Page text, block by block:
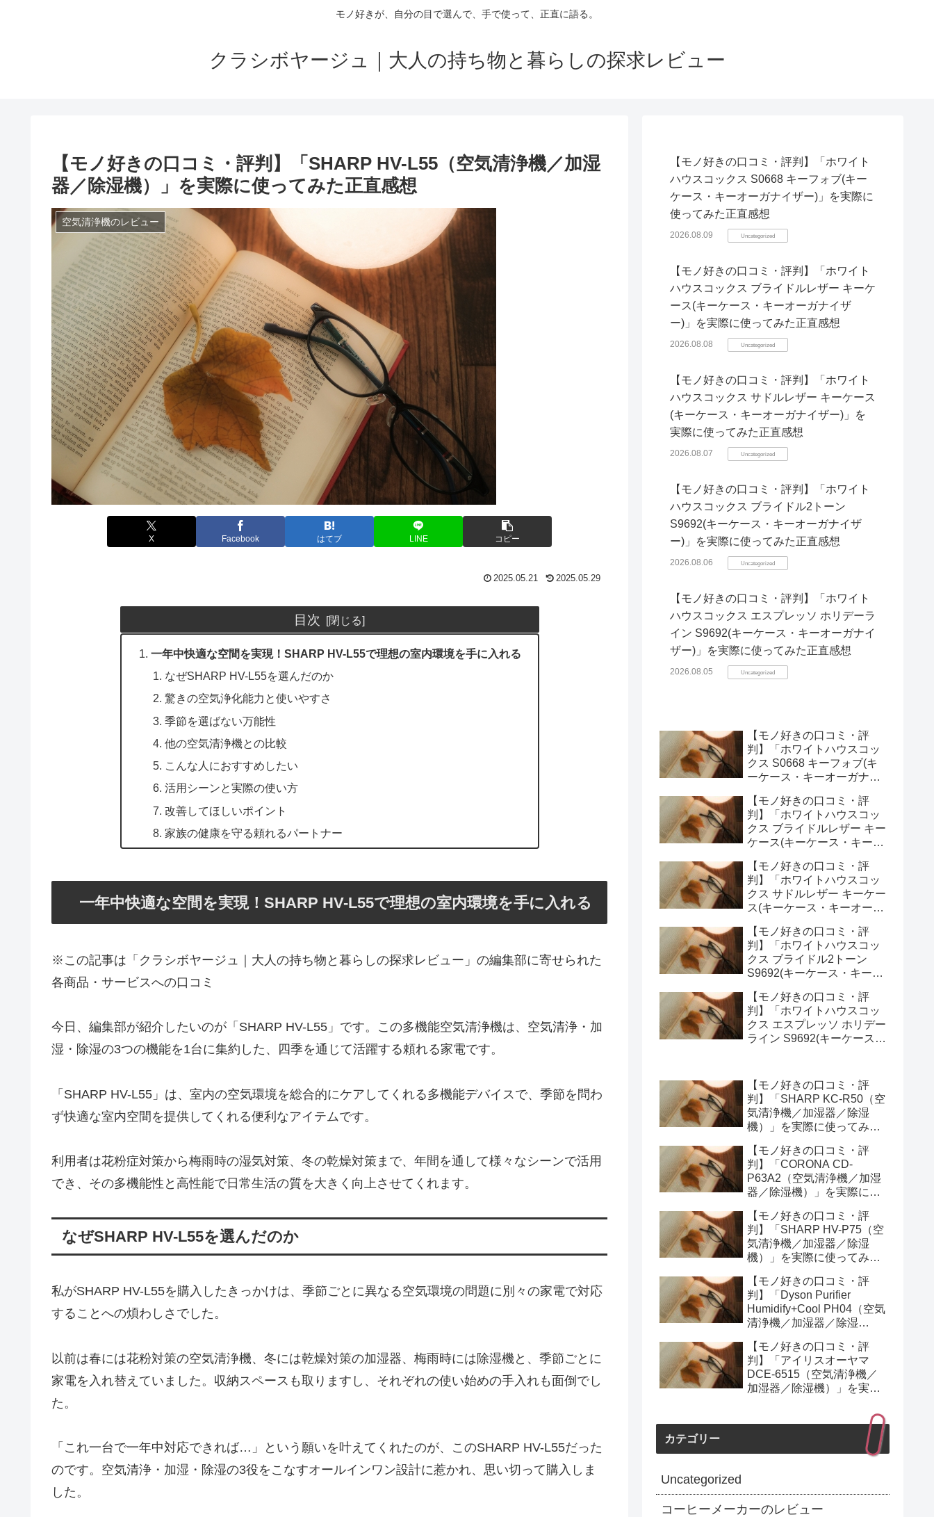
モノ好きが、自分の目で選んで、手で使って、正直に語る。
クラシボヤージュ｜大人の持ち物と暮らしの探求レビュー
【モノ好きの口コミ・評判】「SHARP HV-L55（空気清浄機／加湿
器／除湿機）」を実際に使ってみた正直感想
空気清浄機のレビュー
X Facebook はてブ LINE コピー
2025.05.21 2025.05.29
目次
一年中快適な空間を実現！SHARP HV-L55で理想の室内環境を手に入れる
なぜSHARP HV-L55を選んだのか
驚きの空気浄化能力と使いやすさ
季節を選ばない万能性
他の空気清浄機との比較
こんな人におすすめしたい
活用シーンと実際の使い方
改善してほしいポイント
家族の健康を守る頼れるパートナー
一年中快適な空間を実現！SHARP HV-L55で理想の室内環境を手に入れる
※この記事は「クラシボヤージュ｜大人の持ち物と暮らしの探求レビュー」の編集部に寄せられた
各商品・サービスへの口コミ
今日、編集部が紹介したいのが「SHARP HV-L55」です。この多機能空気清浄機は、空気清浄・加
湿・除湿の3つの機能を1台に集約した、四季を通じて活躍する頼れる家電です。
「SHARP HV-L55」は、室内の空気環境を総合的にケアしてくれる多機能デバイスで、季節を問わ
ず快適な室内空間を提供してくれる便利なアイテムです。
利用者は花粉症対策から梅雨時の湿気対策、冬の乾燥対策まで、年間を通して様々なシーンで活用
でき、その多機能性と高性能で日常生活の質を大きく向上させてくれます。
なぜSHARP HV-L55を選んだのか
私がSHARP HV-L55を購入したきっかけは、季節ごとに異なる空気環境の問題に別々の家電で対応
することへの煩わしさでした。
以前は春には花粉対策の空気清浄機、冬には乾燥対策の加湿器、梅雨時には除湿機と、季節ごとに
家電を入れ替えていました。収納スペースも取りますし、それぞれの使い始めの手入れも面倒でし
た。
「これ一台で一年中対応できれば…」という願いを叶えてくれたのが、このSHARP HV-L55だった
のです。空気清浄・加湿・除湿の3役をこなすオールインワン設計に惹かれ、思い切って購入しま
した。
【モノ好きの口コミ・評判】「ホワイト
ハウスコックス S0668 キーフォブ(キー
ケース・キーオーガナイザー)」を実際に
使ってみた正直感想
2026.08.09 Uncategorized
【モノ好きの口コミ・評判】「ホワイト
ハウスコックス ブライドルレザー キーケ
ース(キーケース・キーオーガナイザ
ー)」を実際に使ってみた正直感想
2026.08.08 Uncategorized
【モノ好きの口コミ・評判】「ホワイト
ハウスコックス サドルレザー キーケース
(キーケース・キーオーガナイザー)」を
実際に使ってみた正直感想
2026.08.07 Uncategorized
【モノ好きの口コミ・評判】「ホワイト
ハウスコックス ブライドル2トーン
S9692(キーケース・キーオーガナイザ
ー)」を実際に使ってみた正直感想
2026.08.06 Uncategorized
【モノ好きの口コミ・評判】「ホワイト
ハウスコックス エスプレッソ ホリデーラ
イン S9692(キーケース・キーオーガナイ
ザー)」を実際に使ってみた正直感想
2026.08.05 Uncategorized
【モノ好きの口コミ・評
判】「ホワイトハウスコッ
クス S0668 キーフォブ(キ
ーケース・キーオーガナイ
正直感想
【モノ好きの口コミ・評
判】「ホワイトハウスコッ
クス ブライドルレザー キー
ケース(キーケース・キーオ
ってみた正直感想
【モノ好きの口コミ・評
判】「ホワイトハウスコッ
クス サドルレザー キーケー
ス(キーケース・キーオーガ
みた正直感想
【モノ好きの口コミ・評
判】「ホワイトハウスコッ
クス ブライドル2トーン
S9692(キーケース・キーオ
ってみた正直感想
【モノ好きの口コミ・評
判】「ホワイトハウスコッ
クス エスプレッソ ホリデー
ライン S9692(キーケース・
【モノ好きの口コミ・評
判】「SHARP KC-R50（空
気清浄機／加湿器／除湿
機）」を実際に使ってみた
【モノ好きの口コミ・評
判】「CORONA CD-
P63A2（空気清浄機／加湿
器／除湿機）」を実際に使
【モノ好きの口コミ・評
判】「SHARP HV-P75（空
気清浄機／加湿器／除湿
機）」を実際に使ってみた
【モノ好きの口コミ・評
判】「Dyson Purifier
Humidify+Cool PH04（空気
清浄機／加湿器／除湿
正直感想
【モノ好きの口コミ・評
判】「アイリスオーヤマ
DCE-6515（空気清浄機／
加湿器／除湿機）」を実際
カテゴリー
Uncategorized
コーヒーメーカーのレビュー